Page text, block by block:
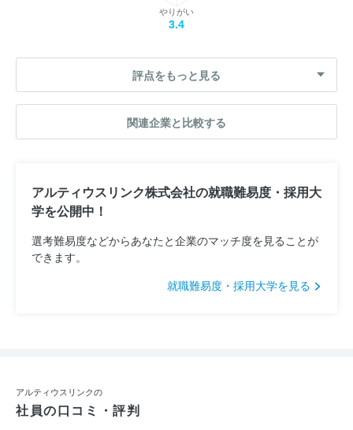
やりがい
3.4
評点をもっと見る
関連企業と比較する
アルティウスリンク株式会社の就職難易度・採用大
学を公開中！
選考難易度などからあなたと企業のマッチ度を見ることが
できます。
就職難易度・採用大学を見る
アルティウスリンクの
社員の口コミ・評判